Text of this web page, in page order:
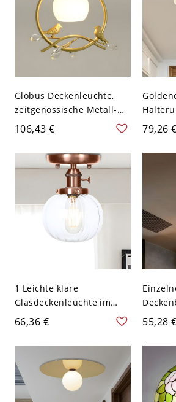
Globus Deckenleuchte,
zeitgenössische Metall-
Deckenleuchte mit einem
Kopf in Gold, Vogel- und
Kristalldekoration
106,43 €
Flur
79,26 €
1 Leichte klare
Glasdeckenleuchte im
industriellen Kupfer-
Finish-Rundschliff für das
Schlafzimmer
66,36 €
klarem
Vintage-
55,28 €